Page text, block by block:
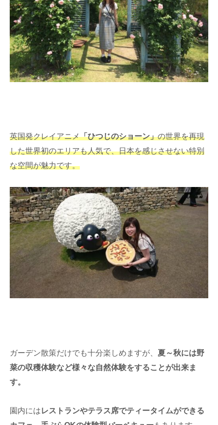
英国発クレイアニメ「ひつじのショーン」の世界を再現
した世界初のエリアも人気で、日本を感じさせない特別
な空間が魅力です。
ガーデン散策だけでも十分楽しめますが、 夏～秋には野
菜の収穫体験など様々な自然体験をすることが出来ま
す。
園内にはレストランやテラス席でティータイムができる